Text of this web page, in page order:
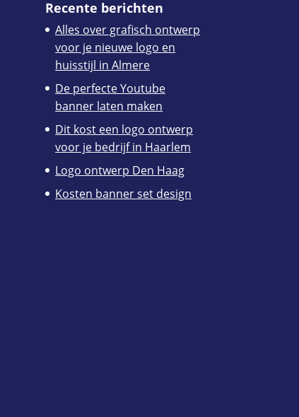
Recente berichten
Alles over grafisch ontwerp
voor je nieuwe logo en
huisstijl in Almere
De perfecte Youtube
banner laten maken
Dit kost een logo ontwerp
voor je bedrijf in Haarlem
Logo ontwerp Den Haag
Kosten banner set design